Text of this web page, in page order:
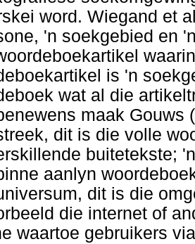
word. Wiegand et
'n soekgebied en
is 'n
wat al die
maak Gouws
dit is die volle
buitetekste;
aanlyn
dit is die
die internet of
waartoe gebruikers